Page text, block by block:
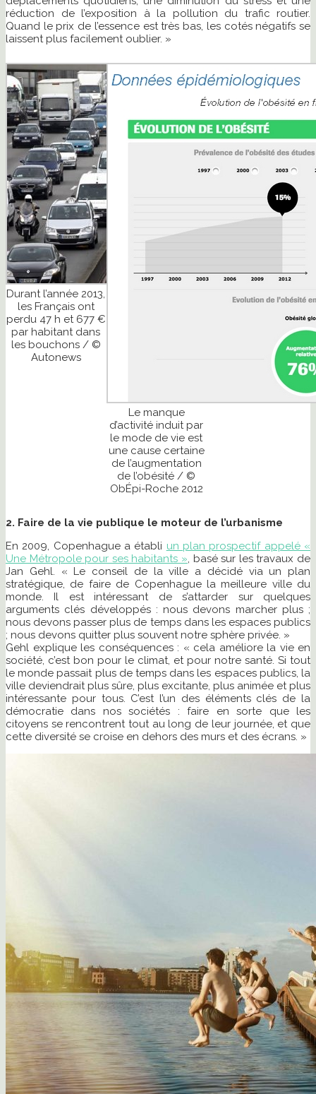
réduction de l’exposition à la pollution du trafic routier.
Quand le prix de l’essence est très bas, les cotés négatifs se
laissent plus facilement oublier. »
Durant l’année 2013,
les Français ont
perdu 47 h et 677 €
par habitant dans
les bouchons / ©
Autonews
Le manque
d’activité induit par
le mode de vie est
une cause certaine
de l’augmentation
de l’obésité / ©
ObÉpi-Roche 2012
2. Faire de la vie publique le moteur de l’urbanisme
En 2009, Copenhague a établi un plan prospectif appelé «
Une Métropole pour ses habitants », basé sur les travaux de
Jan Gehl. « Le conseil de la ville a décidé via un plan
stratégique, de faire de Copenhague la meilleure ville du
monde. Il est intéressant de s’attarder sur quelques
arguments clés développés : nous devons marcher plus ;
nous devons passer plus de temps dans les espaces publics
; nous devons quitter plus souvent notre sphère privée. »
Gehl explique les conséquences : « cela améliore la vie en
société, c’est bon pour le climat, et pour notre santé. Si tout
le monde passait plus de temps dans les espaces publics, la
ville deviendrait plus sûre, plus excitante, plus animée et plus
intéressante pour tous. C’est l’un des éléments clés de la
démocratie dans nos sociétés : faire en sorte que les
citoyens se rencontrent tout au long de leur journée, et que
cette diversité se croise en dehors des murs et des écrans. »